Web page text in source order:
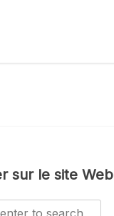
sur le site Web